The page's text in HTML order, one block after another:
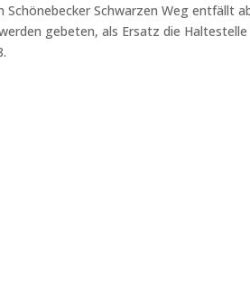
Schwarzen Weg entfällt
gebeten, als Ersatz die